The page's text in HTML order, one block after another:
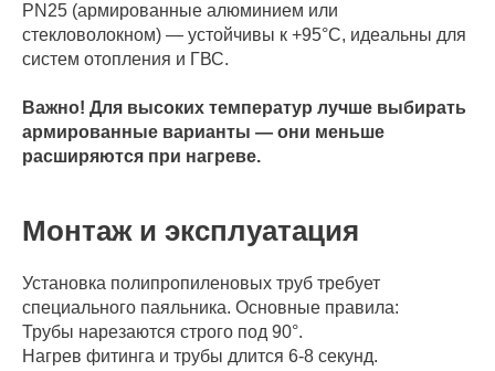
PN25 (армированные алюминием или
стекловолокном) — устойчивы к +95°C, идеальны для
систем отопления и ГВС.
Важно! Для высоких температур лучше выбирать
армированные варианты — они меньше
расширяются при нагреве.
Монтаж и эксплуатация
Установка полипропиленовых труб требует
специального паяльника. Основные правила:
Трубы нарезаются строго под 90°.
Нагрев фитинга и трубы длится 6-8 секунд.